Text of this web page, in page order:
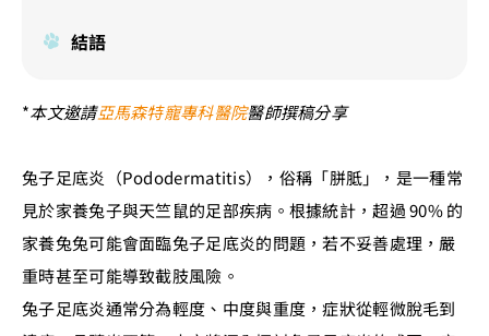
結語
*本文邀請亞馬森特寵專科醫院醫師撰稿分享
兔子足底炎（Pododermatitis），俗稱「胼胝」，是一種常
見於家養兔子與天竺鼠的足部疾病。根據統計，超過 90% 的
家養兔兔可能會面臨兔子足底炎的問題，若不妥善處理，嚴
重時甚至可能導致截肢風險。
兔子足底炎通常分為輕度、中度與重度，症狀從輕微脫毛到